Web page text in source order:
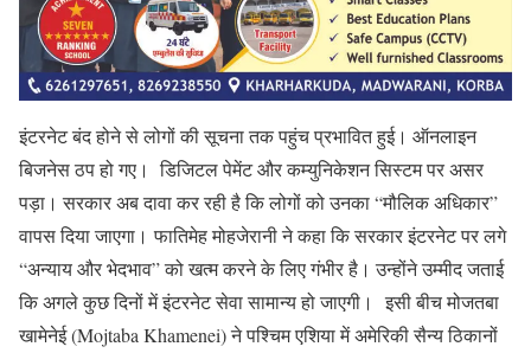
इंटरनेट बंद होने से लोगों की सूचना तक पहुंच प्रभावित हुई। ऑनलाइन
बिजनेस ठप हो गए। डिजिटल पेमेंट और कम्युनिकेशन सिस्टम पर असर
पड़ा। सरकार अब दावा कर रही है कि लोगों को उनका “मौलिक अधिकार”
वापस दिया जाएगा। फातिमेह मोहजेरानी ने कहा कि सरकार इंटरनेट पर लगे
“अन्याय और भेदभाव” को खत्म करने के लिए गंभीर है। उन्होंने उम्मीद जताई
कि अगले कुछ दिनों में इंटरनेट सेवा सामान्य हो जाएगी। इसी बीच मोजतबा
खामेनेई (Mojtaba Khamenei) ने पश्चिम एशिया में अमेरिकी सैन्य ठिकानों